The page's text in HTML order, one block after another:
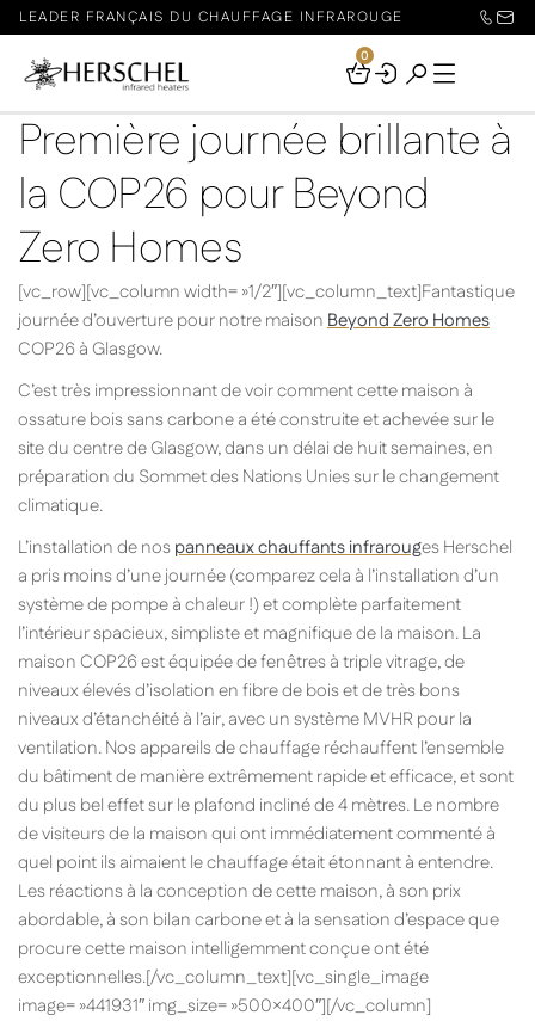
LEADER FRANÇAIS DU CHAUFFAGE INFRAROUGE
Your
0
Première journée brillante à
la COP26 pour Beyond
Zero Homes
[vc_row][vc_column width= »1/2″][vc_column_text]Fantastique
journée d’ouverture pour notre maison Beyond Zero Homes
COP26 à Glasgow.
C’est très impressionnant de voir comment cette maison à
ossature bois sans carbone a été construite et achevée sur le
site du centre de Glasgow, dans un délai de huit semaines, en
préparation du Sommet des Nations Unies sur le changement
climatique.
L’installation de nospanneaux chauffants infrarouges Herschel
a pris moins d’une journée (comparez cela à l’installation d’un
système de pompe à chaleur !) et complète parfaitement
l’intérieur spacieux, simpliste et magnifique de la maison. La
maison COP26 est équipée de fenêtres à triple vitrage, de
niveaux élevés d’isolation en fibre de bois et de très bons
niveaux d’étanchéité à l’air, avec un système MVHR pour la
ventilation. Nos appareils de chauffage réchauffent l’ensemble
du bâtiment de manière extrêmement rapide et efficace, et sont
du plus bel effet sur le plafond incliné de 4 mètres. Le nombre
de visiteurs de la maison qui ont immédiatement commenté à
quel point ils aimaient le chauffage était étonnant à entendre.
Les réactions à la conception de cette maison, à son prix
abordable, à son bilan carbone et à la sensation d’espace que
procure cette maison intelligemment conçue ont été
exceptionnelles.[/vc_column_text][vc_single_image
image= »441931″ img_size= »500×400″][/vc_column]